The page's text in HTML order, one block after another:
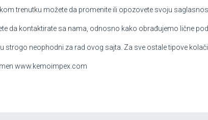
trenutku možete da promenite ili opozovete svoju
da kontaktirate sa nama, odnosno kako obrađujemo lične
strogo neophodni za rad ovog sajta. Za sve ostale tipove
www.kemoimpex.com